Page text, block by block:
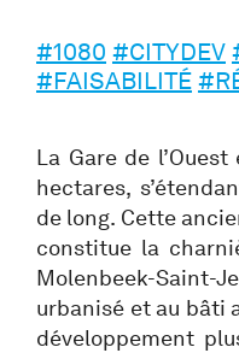
#1080 #CITYDEV
#FAISABILITÉ
La Gare de
hectares,
de long. Cette
constitue la
Molenbeek-
urbanisé et au bâti
développement